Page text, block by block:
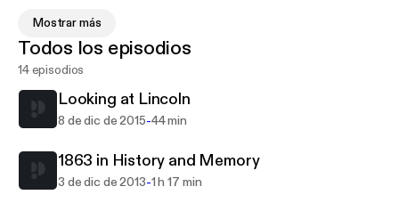
ephemera by and about our 16th president. In 1914
and 1922, Henry Huntington purchased two of
what were known as the “Big Five” collections of
Lincolniana. The Huntington continues to build on
those collections through gifts and purchases.
Mostrar más
Todos los episodios
14 episodios
Looking at Lincoln
8 de dic de 2015-44 min
1863 in History and Memory
3 de dic de 2013-1 h 17 min